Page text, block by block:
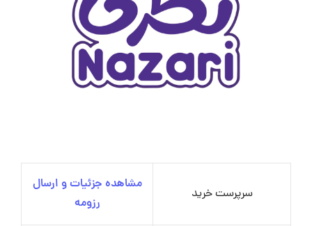
سرپرست خرید
مشاهده جزئیات و ارسال
رزومه